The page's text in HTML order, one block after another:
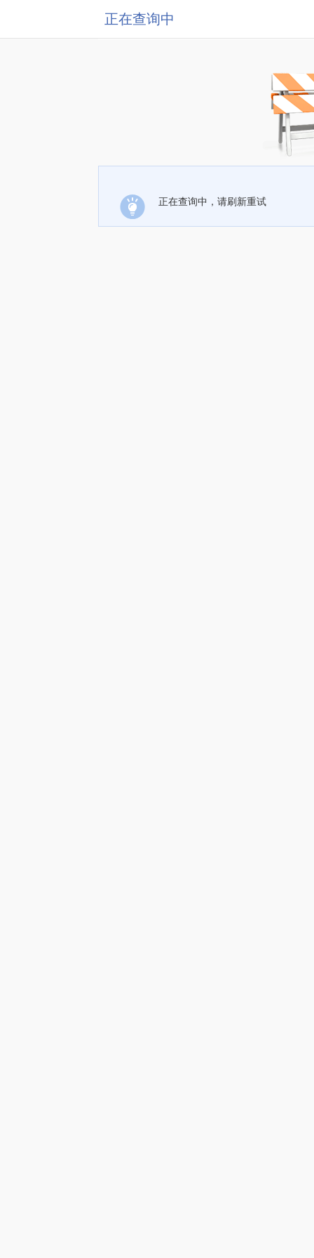
正在查询中
正在查询中，请刷新重试